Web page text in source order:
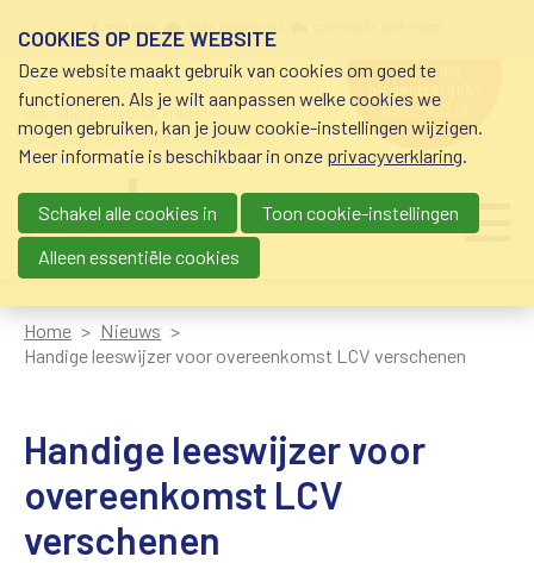
schuldhulp • sociaal krediet •
budgetbeheer • beschermingsbewind
hulp nodig
bij geldzorgen?
0800-8115.nl
Main navigation
Home
Nieuws
Handige leeswijzer voor overeenkomst LCV verschenen
Handige leeswijzer voor
overeenkomst LCV
verschenen
COOKIES OP DEZE WEBSITE
Deze website maakt gebruik van cookies om goed te
functioneren. Als je wilt aanpassen welke cookies we
mogen gebruiken, kan je jouw cookie-instellingen wijzigen.
Meer informatie is beschikbaar in onze privacyverklaring.
Schakel alle cookies in
Toon cookie-instellingen
Alleen essentiële cookies